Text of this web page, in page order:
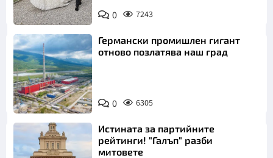
Снимка:
Инстаграм
0 7243
Германски промишлен гигант
отново позлатява наш град
0 6305
Истината за партийните
рейтинги! "Галъп" разби
митовете